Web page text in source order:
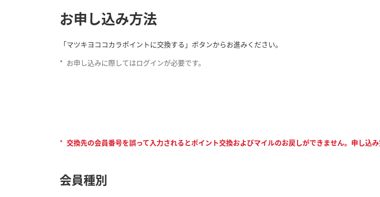
お申し込み方法
「マツキヨココカラポイントに交換する」ボタンからお進みください。
* お申し込みに際してはログインが必要です。
* 交換先の会員番号を誤って入力されるとポイント交換およびマイルのお戻しができません。申し込
会員種別